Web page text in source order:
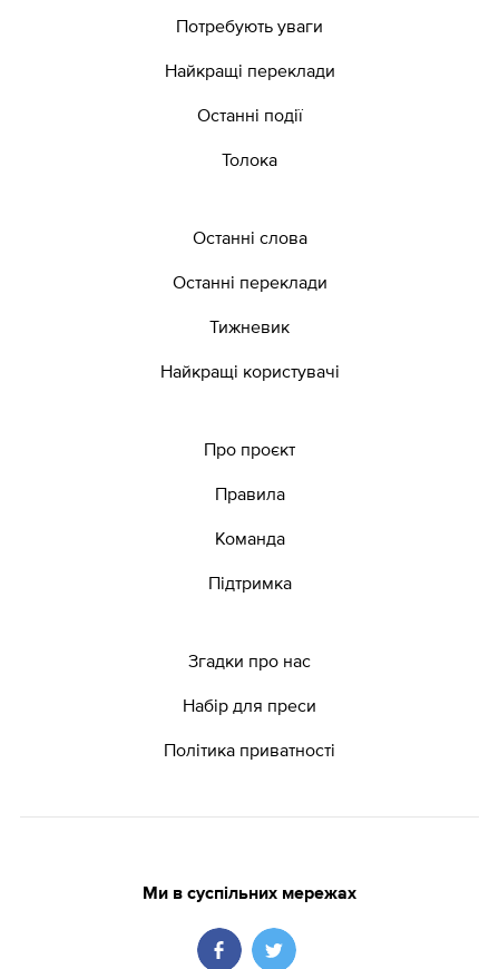
Потребують уваги
Найкращі переклади
Останні події
Толока
Останні слова
Останні переклади
Тижневик
Найкращі користувачі
Про проєкт
Правила
Команда
Підтримка
Згадки про нас
Набір для преси
Політика приватності
Ми в суспільних мережах